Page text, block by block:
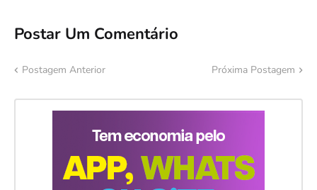
Postar Um Comentário
Postagem Anterior Próxima Postagem